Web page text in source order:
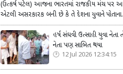
(ઉત્કર્ષ પટેલ) આજના ભારતમાં રાજકીય મંચ પર
એટલી અસરકારક બની છે કે તે દેશના યુવાને
હર્ષ સંઘવી ઉત્સાહી યુવા નેતા
નેતા પણ સાબિત થયા
12 Jul 2026 12:34:15